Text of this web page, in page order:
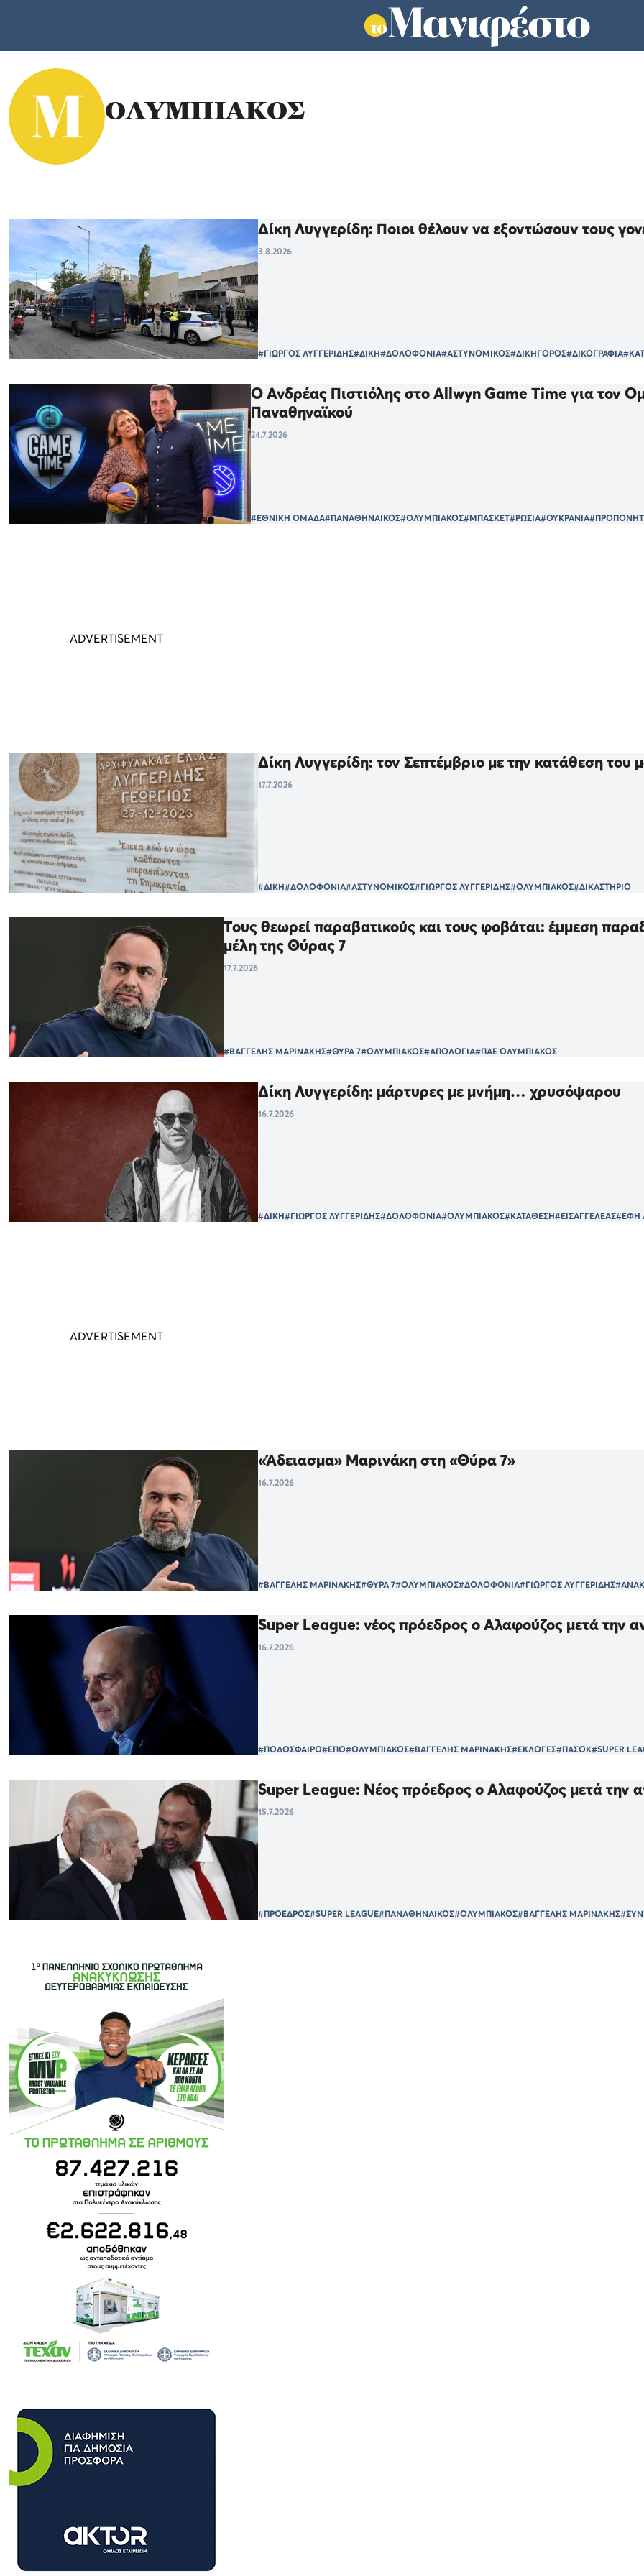
ΟΛΥΜΠΙΑΚΟΣ
Δίκη Λυγγερίδη: Ποιοι θέλουν να εξοντώσουν τους
3.8.2026
#ΓΙΩΡΓΟΣ ΛΥΓΓΕΡΙΔΗΣ#ΔΙΚΗ#ΔΟΛΟΦΟΝΙΑ#ΑΣΤΥΝΟΜΙΚΟΣ#ΔΙΚΗΓΟΡΟΣ#ΔΙΚΟΓΡΑΦΙΑ
Ο Ανδρέας Πιστιόλης στο Allwyn Game Time για τον
Παναθηναϊκού
24.7.2026
#ΕΘΝΙΚΗ ΟΜΑΔΑ#ΠΑΝΑΘΗΝΑΙΚΟΣ#ΟΛΥΜΠΙΑΚΟΣ#ΜΠΑΣΚΕΤ#ΡΩΣΙΑ#ΟΥΚΡΑΝΙΑ
Δίκη Λυγγερίδη: τον Σεπτέμβριο με την κατάθεση του
17.7.2026
#ΔΙΚΗ#ΔΟΛΟΦΟΝΙΑ#ΑΣΤΥΝΟΜΙΚΟΣ#ΓΙΩΡΓΟΣ ΛΥΓΓΕΡΙΔΗΣ#ΟΛΥΜΠΙΑΚΟΣ#ΔΙΚΑΣΤΗΡΙΟ
Τους θεωρεί παραβατικούς και τους φοβάται: έμμεση
μέλη της Θύρας 7
17.7.2026
#ΒΑΓΓΕΛΗΣ ΜΑΡΙΝΑΚΗΣ#ΘΥΡΑ 7#ΟΛΥΜΠΙΑΚΟΣ#ΑΠΟΛΟΓΙΑ#ΠΑΕ ΟΛΥΜΠΙΑΚΟΣ
Δίκη Λυγγερίδη: μάρτυρες με μνήμη… χρυσόψαρου
16.7.2026
#ΔΙΚΗ#ΓΙΩΡΓΟΣ ΛΥΓΓΕΡΙΔΗΣ#ΔΟΛΟΦΟΝΙΑ#ΟΛΥΜΠΙΑΚΟΣ#ΚΑΤΑΘΕΣΗ#ΕΙΣΑΓΓΕΛΕΑΣ#ΕΦΗ
«Άδειασμα» Μαρινάκη στη «Θύρα 7»
16.7.2026
#ΒΑΓΓΕΛΗΣ ΜΑΡΙΝΑΚΗΣ#ΘΥΡΑ 7#ΟΛΥΜΠΙΑΚΟΣ#ΔΟΛΟΦΟΝΙΑ#ΓΙΩΡΓΟΣ ΛΥΓΓΕΡΙΔΗΣ
Super League: νέος πρόεδρος ο Αλαφούζος μετά την
16.7.2026
#ΠΟΔΟΣΦΑΙΡΟ#ΕΠΟ#ΟΛΥΜΠΙΑΚΟΣ#ΒΑΓΓΕΛΗΣ ΜΑΡΙΝΑΚΗΣ#ΕΚΛΟΓΕΣ#ΠΑΣΟΚ#SUPER
Super League: Νέος πρόεδρος ο Αλαφούζος μετά την
15.7.2026
#ΠΡΟΕΔΡΟΣ#SUPER LEAGUE#ΠΑΝΑΘΗΝΑΙΚΟΣ#ΟΛΥΜΠΙΑΚΟΣ#ΒΑΓΓΕΛΗΣ ΜΑΡΙΝΑΚΗΣ